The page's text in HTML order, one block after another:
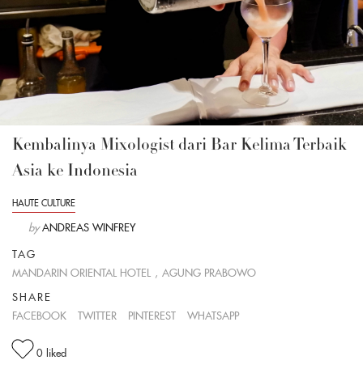
Kembalinya Mixologist dari Bar Kelima Terbaik
Asia ke Indonesia
HAUTE CULTURE
by ANDREAS WINFREY
TAG
MANDARIN ORIENTAL HOTEL , AGUNG PRABOWO
SHARE
FACEBOOK
TWITTER PINTEREST WHATSAPP
0 liked